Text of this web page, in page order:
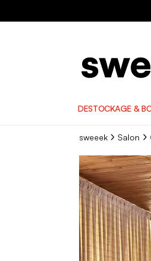
DESTOCKAGE &
sweeek Salon